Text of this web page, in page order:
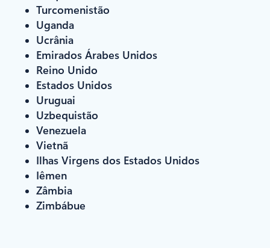
Turcomenistão
Uganda
Ucrânia
Emirados Árabes Unidos
Reino Unido
Estados Unidos
Uruguai
Uzbequistão
Venezuela
Vietnã
Ilhas Virgens dos Estados Unidos
Iêmen
Zâmbia
Zimbábue